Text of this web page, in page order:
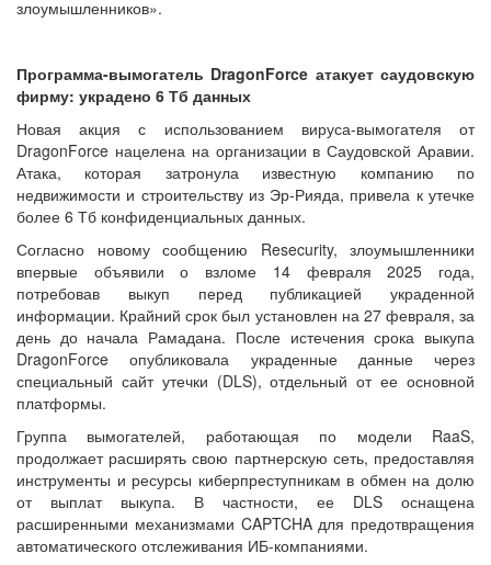
злоумышленников».
Программа-вымогатель DragonForce атакует саудовскую
фирму: украдено 6 Тб данных
Новая акция с использованием вируса-вымогателя от
DragonForce нацелена на организации в Саудовской Аравии.
Атака, которая затронула известную компанию по
недвижимости и строительству из Эр-Рияда, привела к утечке
более 6 Тб конфиденциальных данных.
Согласно новому сообщению Resecurity, злоумышленники
впервые объявили о взломе 14 февраля 2025 года,
потребовав выкуп перед публикацией украденной
информации. Крайний срок был установлен на 27 февраля, за
день до начала Рамадана. После истечения срока выкупа
DragonForce опубликовала украденные данные через
специальный сайт утечки (DLS), отдельный от ее основной
платформы.
Группа вымогателей, работающая по модели RaaS,
продолжает расширять свою партнерскую сеть, предоставляя
инструменты и ресурсы киберпреступникам в обмен на долю
от выплат выкупа. В частности, ее DLS оснащена
расширенными механизмами CAPTCHA для предотвращения
автоматического отслеживания ИБ-компаниями.